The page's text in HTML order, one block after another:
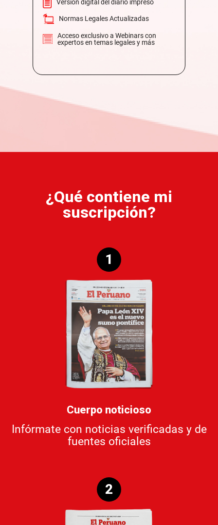
Versión digital del diario impreso
Normas Legales Actualizadas
Acceso exclusivo a Webinars con
expertos en temas legales y más
¿Qué contiene mi
suscripción?
1
Cuerpo noticioso
Infórmate con noticias verificadas y de
fuentes oficiales
2